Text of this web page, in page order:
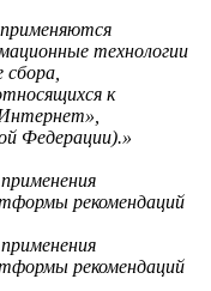
технологии
к
Федерации).»
рекомендаций
рекомендаций